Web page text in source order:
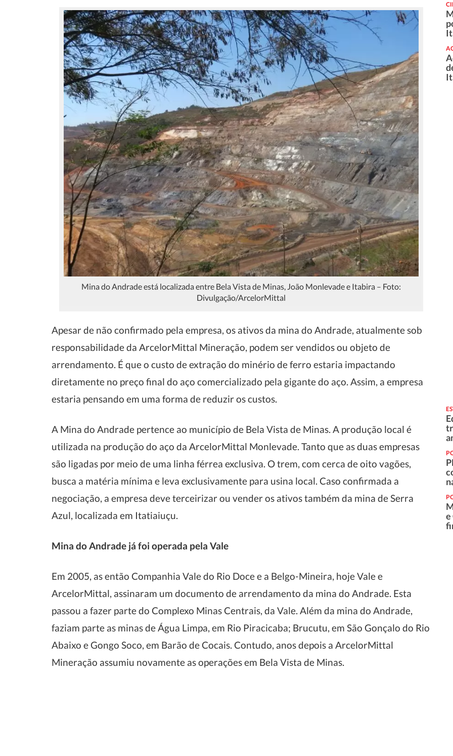
Mina do Andrade está localizada entre Bela Vista de Minas, João Monlevade e Itabira – Foto:
Divulgação/ArcelorMittal
Apesar de não confirmado pela empresa, os ativos da mina do Andrade, atualmente sob
responsabilidade da ArcelorMittal Mineração, podem ser vendidos ou objeto de
arrendamento. É que o custo de extração do minério de ferro estaria impactando
diretamente no preço final do aço comercializado pela gigante do aço. Assim, a empresa
estaria pensando em uma forma de reduzir os custos.
A Mina do Andrade pertence ao município de Bela Vista de Minas. A produção local é
utilizada na produção do aço da ArcelorMittal Monlevade. Tanto que as duas empresas
são ligadas por meio de uma linha férrea exclusiva. O trem, com cerca de oito vagões,
busca a matéria mínima e leva exclusivamente para usina local. Caso confirmada a
negociação, a empresa deve terceirizar ou vender os ativos também da mina de Serra
Azul, localizada em Itatiaiuçu.
Mina do Andrade já foi operada pela Vale
Em 2005, as então Companhia Vale do Rio Doce e a Belgo-Mineira, hoje Vale e
ArcelorMittal, assinaram um documento de arrendamento da mina do Andrade. Esta
passou a fazer parte do Complexo Minas Centrais, da Vale. Além da mina do Andrade,
faziam parte as minas de Água Limpa, em Rio Piracicaba; Brucutu, em São Gonçalo do Rio
Abaixo e Gongo Soco, em Barão de Cocais. Contudo, anos depois a ArcelorMittal
Mineração assumiu novamente as operações em Bela Vista de Minas.
e